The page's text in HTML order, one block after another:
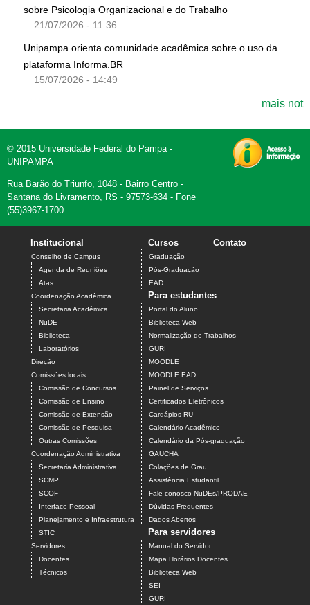
sobre Psicologia Organizacional e do Trabalho
21/07/2026 - 11:36
Unipampa orienta comunidade acadêmica sobre o uso da
plataforma Informa.BR
15/07/2026 - 14:49
mais not
© 2015 Universidade Federal do Pampa -
UNIPAMPA
Rua Barão do Triunfo, 1048 - Bairro Centro -
Santana do Livramento, RS - 97573-634 - Fone
(55)3967-1700
Institucional
Conselho de Campus
Agenda de Reuniões
Atas
Coordenação Acadêmica
Secretaria Acadêmica
NuDE
Biblioteca
Laboratórios
Direção
Comissões locais
Comissão de Concursos
Comissão de Ensino
Comissão de Extensão
Comissão de Pesquisa
Outras Comissões
Coordenação Administrativa
Secretaria Administrativa
SCMP
SCOF
Interface Pessoal
Planejamento e Infraestrutura
STIC
Servidores
Docentes
Técnicos
Cursos
Graduação
Pós-Graduação
EAD
Contato
Para estudantes
Portal do Aluno
Biblioteca Web
Normalização de Trabalhos
GURI
MOODLE
MOODLE EAD
Painel de Serviços
Certificados Eletrônicos
Cardápios RU
Calendário Acadêmico
Calendário da Pós-graduação
GAUCHA
Colações de Grau
Assistência Estudantil
Fale conosco NuDEs/PRODAE
Dúvidas Frequentes
Dados Abertos
Para servidores
Manual do Servidor
Mapa Horários Docentes
Biblioteca Web
SEI
GURI